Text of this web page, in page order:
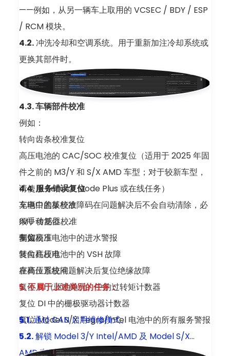
——例如，从另一辆车上取用的 VCSEC / BDY / ESP
/ RCM 模块。
4.2.冲洗冷却和空调系统。用于重新加注冷却系统或
更换其部件时。
4.3. 车辆部件校准
例如：
转向齿条校准复位
高压电池的 CAC/SOC 校准复位（适用于 2025 年固
件之前的 M3/Y 和 S/X AMD 车型；对于较新车型，
请使用 Service Mode Plus 或在线任务）
充电口盖板校准
IMU 传感器校准
车窗校准
转向柱校准
座椅位置校准
4.4. 服务错误复位
车辆中的某些故障码在问题解决后不会自动清除，必
须手动复位。
例如：
复位高压电池中的进水警报
复位高压电池中的 VSH 故障
在高压系统问题解决后复位绝缘故障
复位 DI（驱动单元）中的过转矩计数器
复位 DI 中的栅极驱动器计数器
复位 Model S/X Tegra/Intel 电池中的所有服务警报
5. 不属于上述类别的任务：
5.1.通过 CAN 启用维修模式。
5.2.解锁 Model 3/Y Intel/AMD 及 Model S/X
AMD 车型上的以太网端口。